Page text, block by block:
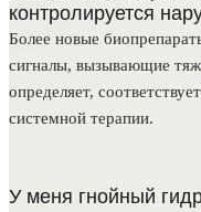
контролируется
Более новые
сигналы, вызывающие
определяет,
системной терапии.
У меня гнойный